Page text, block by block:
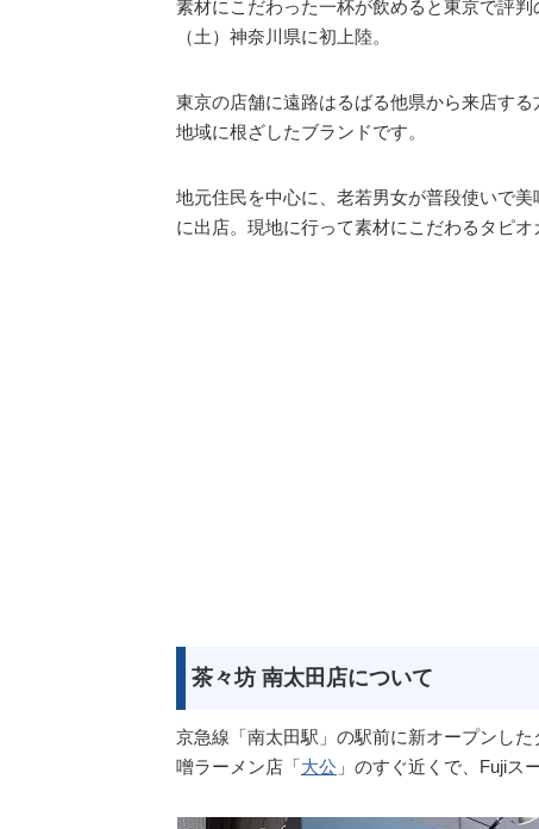
素材にこだわった一杯が飲めると東京で評判
（土）神奈川県に初上陸。
東京の店舗に遠路はるばる他県から来店す
地域に根ざしたブランドです。
地元住民を中心に、老若男女が普段使いで
に出店。現地に行って素材にこだわるタピ
茶々坊 南太田店について
京急線「南太田駅」の駅前に新オープンした
噌ラーメン店「大公 」のすぐ近くで、Fujiス